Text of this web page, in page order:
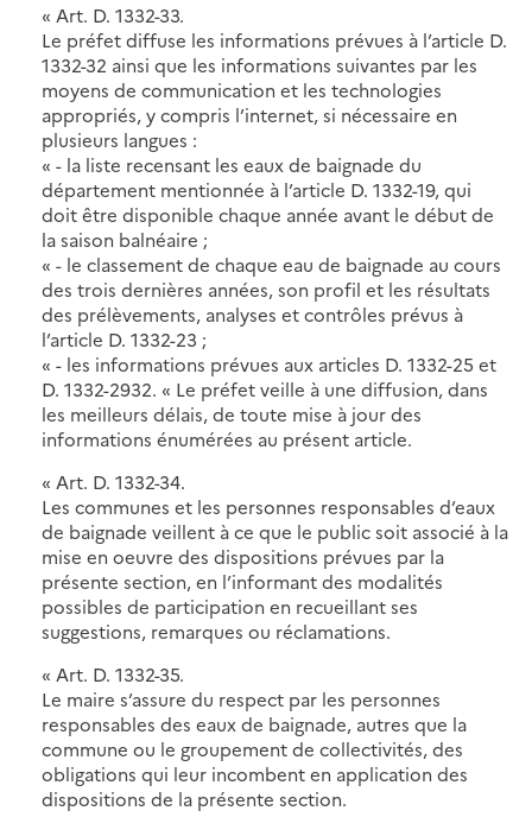
« Art. D. 1332-33.
Le préfet diffuse les informations prévues à l’article D.
1332-32 ainsi que les informations suivantes par les
moyens de communication et les technologies
appropriés, y compris l’internet, si nécessaire en
plusieurs langues :
« - la liste recensant les eaux de baignade du
département mentionnée à l’article D. 1332-19, qui
doit être disponible chaque année avant le début de
la saison balnéaire ;
« - le classement de chaque eau de baignade au cours
des trois dernières années, son profil et les résultats
des prélèvements, analyses et contrôles prévus à
l’article D. 1332-23 ;
« - les informations prévues aux articles D. 1332-25 et
D. 1332-2932. « Le préfet veille à une diffusion, dans
les meilleurs délais, de toute mise à jour des
informations énumérées au présent article.
« Art. D. 1332-34.
Les communes et les personnes responsables d’eaux
de baignade veillent à ce que le public soit associé à la
mise en oeuvre des dispositions prévues par la
présente section, en l’informant des modalités
possibles de participation en recueillant ses
suggestions, remarques ou réclamations.
« Art. D. 1332-35.
Le maire s’assure du respect par les personnes
responsables des eaux de baignade, autres que la
commune ou le groupement de collectivités, des
obligations qui leur incombent en application des
dispositions de la présente section.